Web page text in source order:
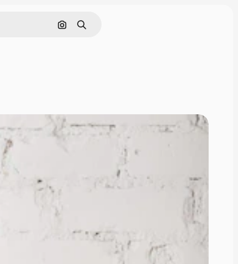
Поиск по изображению
Поиск